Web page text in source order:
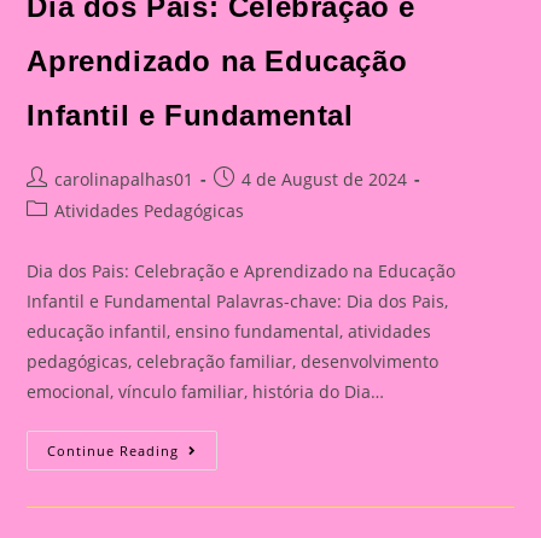
Aprendizado na Educação
Infantil e Fundamental
Post
author:
carolinapalhas01
Post
published:
4 de August de 2024
PostAtividades Pedagógicas
Dia dos Pais: Celebração e Aprendizado na Educação
Infantil e Fundamental Palavras-chave: Dia dos Pais,
educação infantil, ensino fundamental, atividades
pedagógicas, celebração familiar, desenvolvimento
emocional, vínculo familiar, história do Dia…
Continue Reading Atividade
Para
Dia